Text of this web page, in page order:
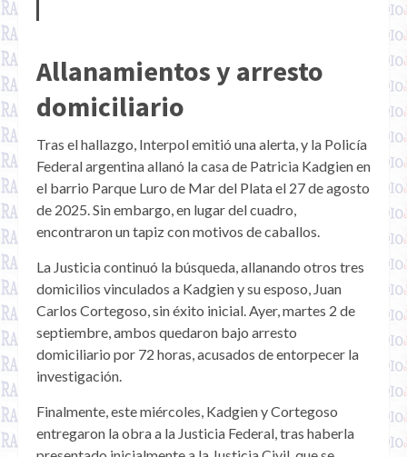
Allanamientos y arresto
domiciliario
Tras el hallazgo, Interpol emitió una alerta, y la Policía
Federal argentina allanó la casa de Patricia Kadgien en
el barrio Parque Luro de Mar del Plata el 27 de agosto
de 2025. Sin embargo, en lugar del cuadro,
encontraron un tapiz con motivos de caballos.
La Justicia continuó la búsqueda, allanando otros tres
domicilios vinculados a Kadgien y su esposo, Juan
Carlos Cortegoso, sin éxito inicial. Ayer, martes 2 de
septiembre, ambos quedaron bajo arresto
domiciliario por 72 horas, acusados de entorpecer la
investigación.
Finalmente, este miércoles, Kadgien y Cortegoso
entregaron la obra a la Justicia Federal, tras haberla